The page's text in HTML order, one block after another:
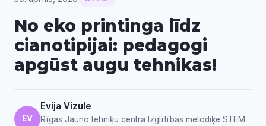
No eko printinga līdz
cianotipijai: pedagogi
apgūst augu tehnikas!
EV
Evija Vizule
Rīgas Jauno tehniķu centra Izglītības metodiķe STEM